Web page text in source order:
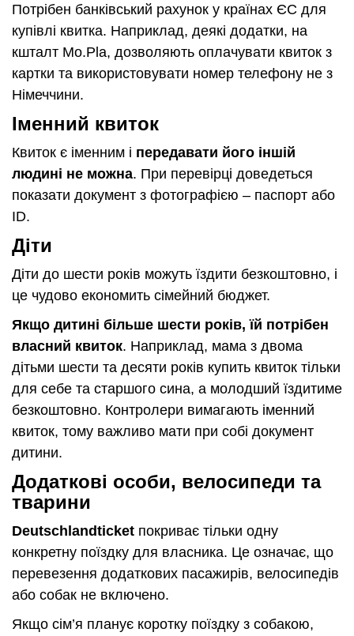
Потрібен банківський рахунок у країнах ЄС для
купівлі квитка. Наприклад, деякі додатки, на
кшталт Mo.Pla, дозволяють оплачувати квиток з
картки та використовувати номер телефону не з
Німеччини.
Іменний квиток
Квиток є іменним і передавати його іншій
людині не можна. При перевірці доведеться
показати документ з фотографією – паспорт або
ID.
Діти
Діти до шести років можуть їздити безкоштовно, і
це чудово економить сімейний бюджет.
Якщо дитині більше шести років, їй потрібен
власний квиток. Наприклад, мама з двома
дітьми шести та десяти років купить квиток тільки
для себе та старшого сина, а молодший їздитиме
безкоштовно. Контролери вимагають іменний
квиток, тому важливо мати при собі документ
дитини.
Додаткові особи, велосипеди та
тварини
Deutschlandticket покриває тільки одну
конкретну поїздку для власника. Це означає, що
перевезення додаткових пасажирів, велосипедів
або собак не включено.
Якщо сім’я планує коротку поїздку з собакою,